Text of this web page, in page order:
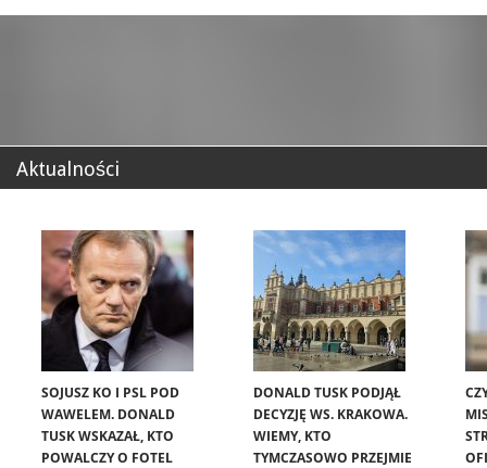
Aktualności
SOJUSZ KO I PSL POD
WAWELEM. DONALD
TUSK WSKAZAŁ, KTO
POWALCZY O FOTEL
DONALD TUSK PODJĄŁ
DECYZJĘ WS. KRAKOWA.
WIEMY, KTO
TYMCZASOWO PRZEJMIE